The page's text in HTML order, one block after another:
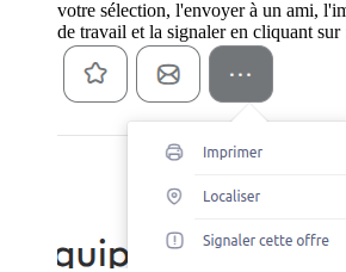
votre sélection, l'envoyer à un ami,
de travail et la signaler en cliquant sur